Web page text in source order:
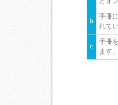
b
手冊
れて
c
手冊
ます。